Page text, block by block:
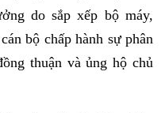
do sắp xếp bộ máy,
bộ chấp hành sự phân
thuận và ủng hộ chủ